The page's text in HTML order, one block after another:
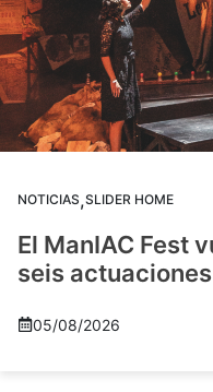
NOTICIAS,SLIDER HOME
El ManIAC Fest
seis
05/08/2026